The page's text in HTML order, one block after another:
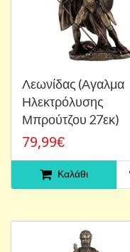
Λεωνίδας (Αγαλμα
Ηλεκτρόλυσης
Μπρούτζου 27εκ)
79,99€
Καλάθι